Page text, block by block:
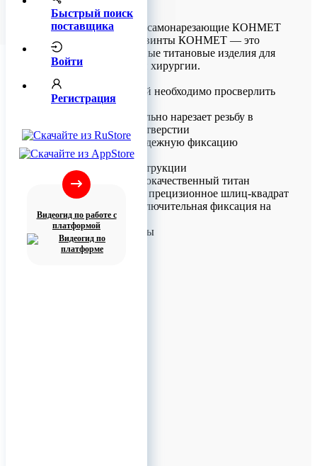
Быстрый поиск
поставщика
Войти
Регистрация
Видеогид по работе с
платформой
КОНМЕТ
Винты титановые самонарезающие КОНМЕТ
Самонарезающие винты КОНМЕТ — это
специализированные титановые изделия для
челюстно-лицевой хирургии.
Принцип работы
• Перед установкой необходимо просверлить
отверстие в кости
• Винт самостоятельно нарезает резьбу в
подготовленном отверстии
• Обеспечивает надежную фиксацию
конструкции
Особенности конструкции
• Материал: высококачественный титан
• Тип соединения: прецизионное шлиц-квадрат
• Надежность: исключительная фиксация на
отвертке
Доступные размеры
Ди